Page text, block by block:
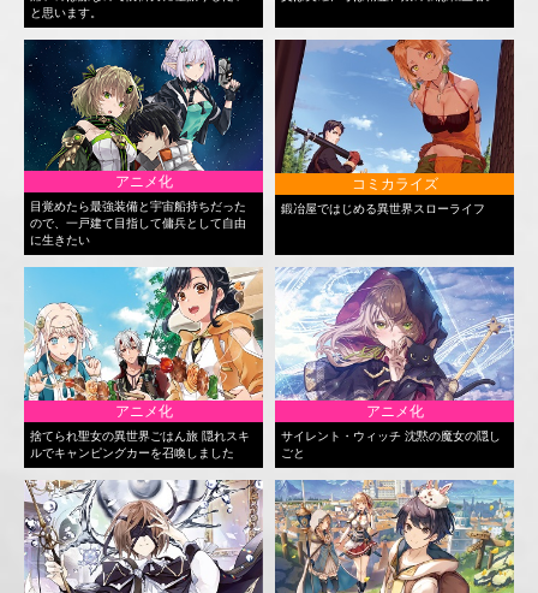
と思います。
アニメ化
目覚めたら最強装備と宇宙船持ちだった
ので、一戸建て目指して傭兵として自由
に生きたい
コミカライズ
鍛冶屋ではじめる異世界スローライフ
アニメ化
捨てられ聖女の異世界ごはん旅 隠れスキ
ルでキャンピングカーを召喚しました
アニメ化
サイレント・ウィッチ 沈黙の魔女の隠し
ごと